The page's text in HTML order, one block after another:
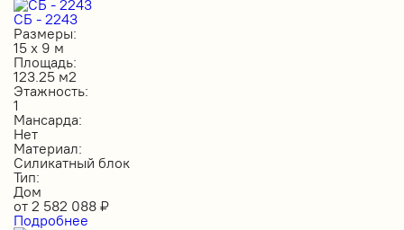
СБ - 2243
Размеры:
15 х 9 м
Площадь:
123.25 м2
Этажность:
1
Мансарда:
Нет
Материал:
Силикатный блок
Тип:
Дом
от 2 582 088 ₽
Подробнее